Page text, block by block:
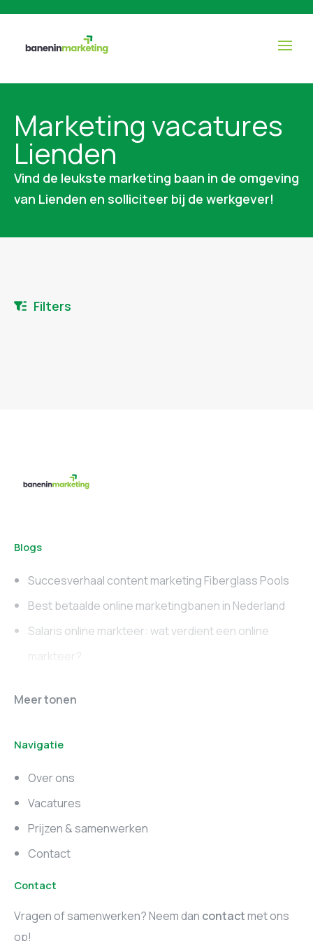
Marketing vacatures
Lienden
Vind de leukste marketing baan in de omgeving
van Lienden en solliciteer bij de werkgever!
Filters
Blogs
Succesverhaal content marketing Fiberglass Pools
Best betaalde online marketingbanen in Nederland
Salaris online markteer: wat verdient een online
markteer?
Online marketing
Marketing vacatures
Zuid-Holland
Marketing vacatures
Utrecht
Meer tonen
Navigatie
Over ons
Vacatures
Prijzen & samenwerken
Contact
Contact
Vragen of samenwerken? Neem dan contactmet ons
op!